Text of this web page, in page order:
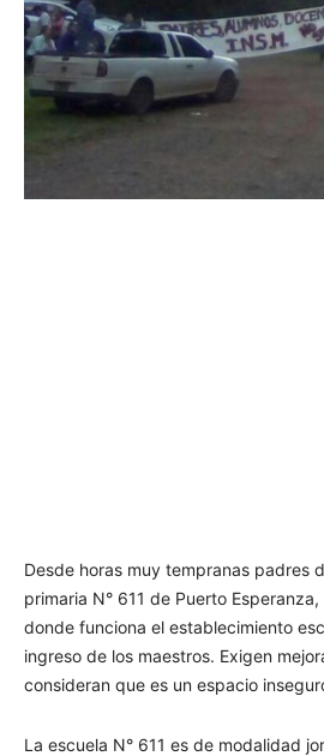
Desde horas muy tempranas padres
primaria N° 611 de Puerto
donde funciona el establecimiento
ingreso de los maestros. Exigen
consideran que es un espacio
La escuela N° 611 es de modalidad